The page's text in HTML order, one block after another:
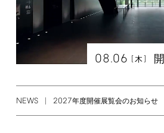
08.06 [木 ]
NEWS 2027年度開催展覧会のお知らせ